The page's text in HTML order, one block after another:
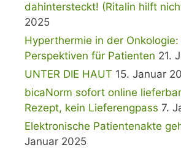
dahintersteckt! (Ritalin hilft
2025
Hyperthermie in der Onkologie:
Perspektiven für Patienten 21.
UNTER DIE HAUT 15. Januar
bicaNorm sofort online
Rezept, kein Lieferengpass 7.
Elektronische Patientenakte
Januar 2025